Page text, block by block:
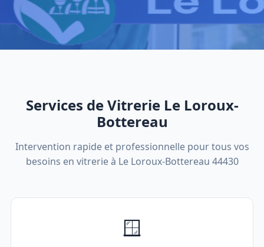
Services de Vitrerie Le Loroux-
Bottereau
Intervention rapide et professionnelle pour tous vos
besoins en vitrerie à Le Loroux-Bottereau 44430
🪟